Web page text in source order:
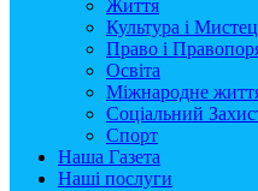
Життя
Культура і
Право і
Освіта
Міжнародне
Соціальний
Спорт
Наша Газета
Наші послуги